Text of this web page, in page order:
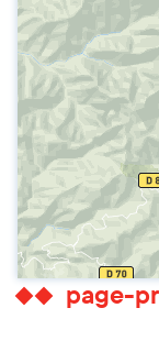
page-